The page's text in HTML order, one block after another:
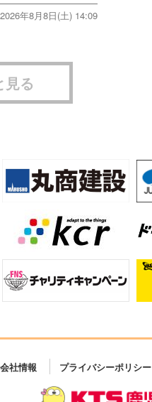
2026年8月8日(土) 14:09
見る
会社情報 プライバシーポリシー